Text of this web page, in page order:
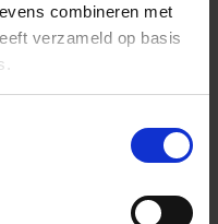
combineren met
verzameld op basis